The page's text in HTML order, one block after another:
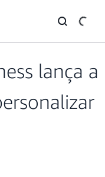
lança a